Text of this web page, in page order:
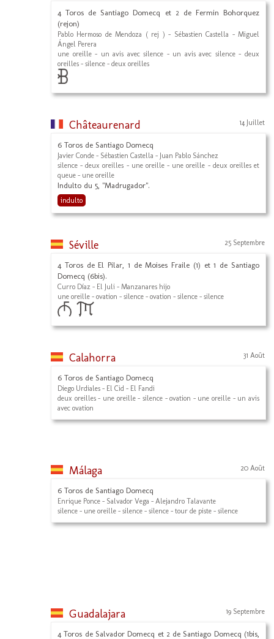
4 Toros de Santiago Domecq et 2 de Fermin Bohorquez
(rejon)
Pablo Hermoso de Mendoza ( rej ) - Sébastien Castella - Miguel
Ángel Perera
une oreille - un avis avec silence - un avis avec silence - deux
oreilles - silence - deux oreilles
Châteaurenard 14 Juillet
6 Toros de Santiago Domecq
Javier Conde - Sébastien Castella - Juan Pablo Sánchez
silence - deux oreilles - une oreille - une oreille - deux oreilles et
queue - une oreille
Indulto du 5, "Madrugador".
indulto
Séville 25 Septembre
4 Toros de El Pilar, 1 de Moises Fraile (1) et 1 de Santiago
Domecq (6bis).
Curro Díaz - El Juli - Manzanares hijo
une oreille - ovation - silence - ovation - silence - silence
Calahorra 31 Août
6 Toros de Santiago Domecq
Diego Urdiales - El Cid - El Fandi
deux oreilles - une oreille - silence - ovation - une oreille - un avis
avec ovation
Málaga 20 Août
6 Toros de Santiago Domecq
Enrique Ponce - Salvador Vega - Alejandro Talavante
silence - une oreille - silence - silence - tour de piste - silence
Guadalajara 19 Septembre
4 Toros de Salvador Domecq et 2 de Santiago Domecq (1bis,